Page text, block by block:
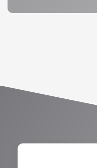
TAUX DE PROPRIÉTAIRES
DISTANCE DE L'AÉROPORT :